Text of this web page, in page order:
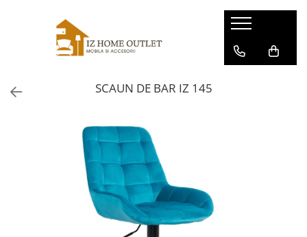
Produse serie
Scaune
SCAUN DE BAR IZ 145